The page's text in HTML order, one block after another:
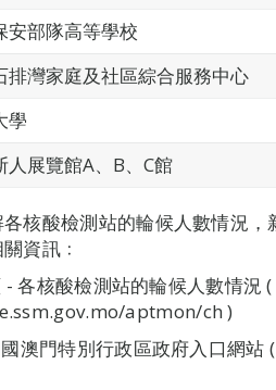
安部隊高等學校
排灣家庭及社區綜合服務中心
學
人展覽館A、B、C館
核酸檢測站的輪候人數情況
資訊﹕
各核酸檢測站的輪候人數情況 (
aptmon/ch )
澳門特別行政區政府入口網